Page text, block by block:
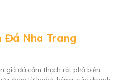
Đá Nha Trang
giả đá cẩm thạch rất phổ biến